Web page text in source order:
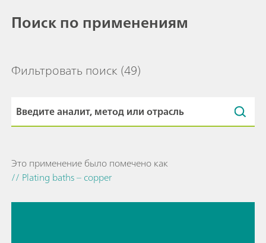
Поиск по применениям
Фильтровать поиск (49)
Это применение было помечено как
// Plating baths – copper